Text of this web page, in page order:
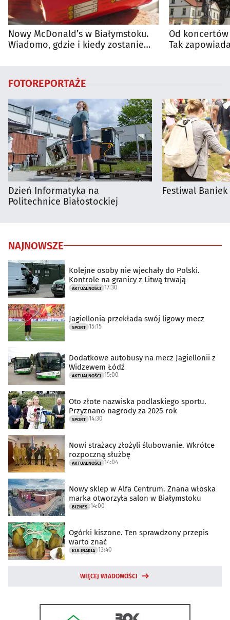
Nowy McDonald’s w Białymstoku.
Wiadomo, gdzie i kiedy zostanie
Od
Tak
FOTOREPORTAŻE
Dzień Informatyka na
Politechnice Białostockiej
Festiwal
NAJNOWSZE
Kolejne osoby nie wjechały do Polski.
Kontrole na granicy z Litwą trwają
AKTUALNOŚCI 17:30
Jagiellonia przekłada swój ligowy mecz
SPORT 15:15
Dodatkowe autobusy na mecz Jagiellonii z
Widzewem Łódź
AKTUALNOŚCI 15:00
Oto złote nazwiska podlaskiego sportu.
Przyznano nagrody za 2025 rok
SPORT 14:30
Nowi strażacy złożyli ślubowanie. Wkrótce
rozpoczną służbę
AKTUALNOŚCI 14:04
Nowy sklep w Alfa Centrum. Znana włoska
marka otworzyła salon w Białymstoku
BIZNES 14:00
Ogórki kiszone. Ten sprawdzony przepis
warto znać
KULINARIA 13:40
WIĘCEJ WIADOMOŚCI